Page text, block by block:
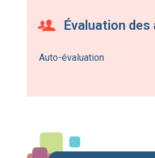
Évaluation des
Auto-évaluation